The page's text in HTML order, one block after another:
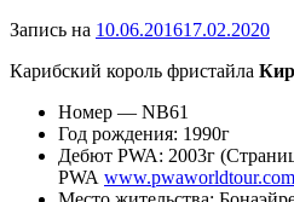
Запись на 10.06.201617.02.2020
Карибский король фристайла
Номер — NB61
Год рождения: 1990г
Дебют PWA: 2003г
PWA www.pwaworldtour.com